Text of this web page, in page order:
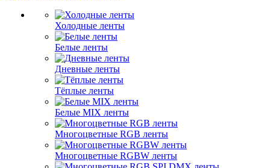
Холодные ленты
Белые ленты
Дневные ленты
Тёплые ленты
Белые MIX ленты
Многоцветные RGB ленты
Многоцветные RGBW ленты